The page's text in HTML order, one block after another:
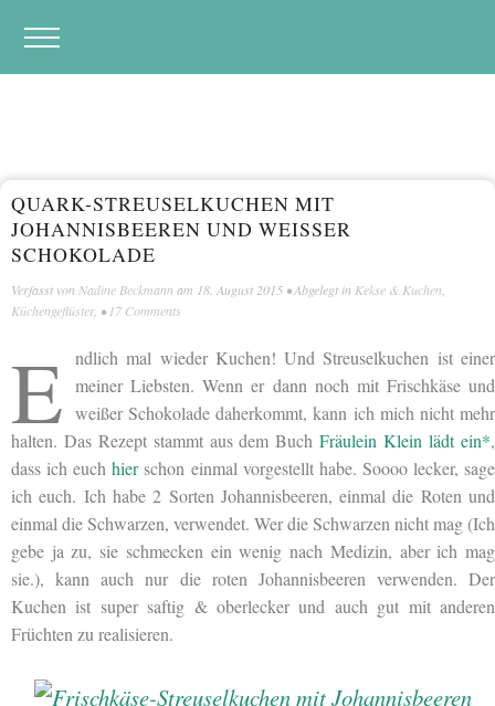
QUARK-STREUSELKUCHEN MIT
JOHANNISBEEREN UND WEISSER S
CHOKOLADE
Verfasst von Nadine Beckmann am 18. August 2015 • Abgelegt in Kekse & Kuchen
Küchengeflüster, • 17 Comments
E ndlich mal wieder Kuchen! Und Streuselkuchen ist einer
meiner Liebsten. Wenn er dann noch mit Frischkäse und
weißer Schokolade daherkommt, kann ich mich nicht mehr
halten. Das Rezept stammt aus dem BuchFräulein Klein lädt ein*,
dass ich euchhierschon einmal vorgestellt habe. Soooo lecker, sage
ich euch. Ich habe 2 Sorten Johannisbeeren, einmal die Roten und
einmal die Schwarzen, verwendet. Wer die Schwarzen nicht mag (Ich
gebe ja zu, sie schmecken ein wenig nach Medizin, aber ich mag
sie.), kann auch nur die roten Johannisbeeren verwenden. Der
Kuchen ist super saftig & oberlecker und auch gut mit anderen
Früchten zu realisieren.